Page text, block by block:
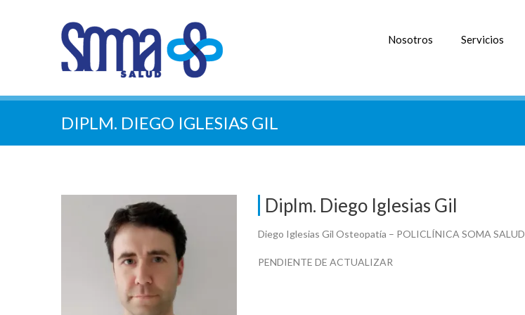
Nosotros Servicios
DIPLM. DIEGO IGLESIAS GIL
Diplm. Diego Iglesias Gil
Diego Iglesias Gil Osteopatía – POLICLÍNICA SOMA SALUD
PENDIENTE DE ACTUALIZAR